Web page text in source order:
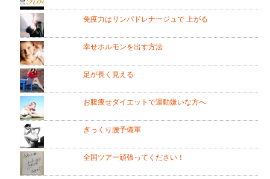
免疫力はリンパドレナージュで 上がる
幸せホルモンを出す方法
足が長く見える
お腹痩せダイエットで運動嫌いな方へ
ぎっくり腰予備軍
全国ツアー頑張ってください！